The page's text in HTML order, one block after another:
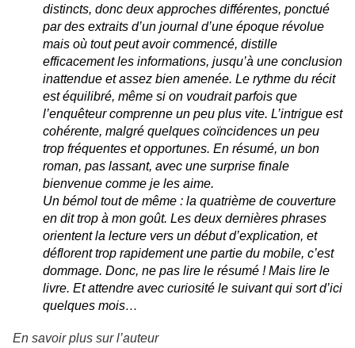
distincts, donc deux approches différentes, ponctué
par des extraits d’un journal d’une époque révolue
mais où tout peut avoir commencé, distille
efficacement les informations, jusqu’à une conclusion
inattendue et assez bien amenée. Le rythme du récit
est équilibré, même si on voudrait parfois que
l’enquêteur comprenne un peu plus vite. L’intrigue est
cohérente, malgré quelques coïncidences un peu
trop fréquentes et opportunes. En résumé, un bon
roman, pas lassant, avec une surprise finale
bienvenue comme je les aime.
Un bémol tout de même : la quatrième de couverture
en dit trop à mon goût. Les deux dernières phrases
orientent la lecture vers un début d’explication, et
déflorent trop rapidement une partie du mobile, c’est
dommage. Donc, ne pas lire le résumé ! Mais lire le
livre. Et attendre avec curiosité le suivant qui sort d’ici
quelques mois…
En savoir plus sur l’auteur